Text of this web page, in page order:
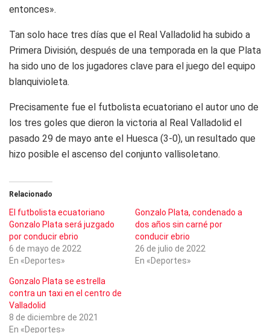
entonces».
Tan solo hace tres días que el Real Valladolid ha subido a
Primera División, después de una temporada en la que Plata
ha sido uno de los jugadores clave para el juego del equipo
blanquivioleta.
Precisamente fue el futbolista ecuatoriano el autor uno de
los tres goles que dieron la victoria al Real Valladolid el
pasado 29 de mayo ante el Huesca (3-0), un resultado que
hizo posible el ascenso del conjunto vallisoletano.
Relacionado
El futbolista ecuatoriano
Gonzalo Plata será juzgado
por conducir ebrio
6 de mayo de 2022
En «Deportes»
Gonzalo Plata, condenado a
dos años sin carné por
conducir ebrio
26 de julio de 2022
En «Deportes»
Gonzalo Plata se estrella
contra un taxi en el centro de
Valladolid
8 de diciembre de 2021
En «Deportes»